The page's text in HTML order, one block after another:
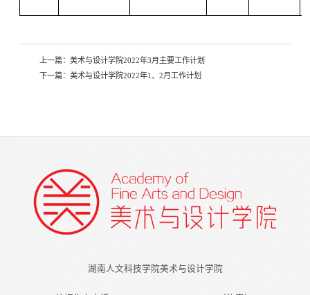
上一篇： 美术与设计学院2022年3月主要工作计划
下一篇： 美术与设计学院2022年1、2月工作计划
湖南人文科技学院美术与设计学院